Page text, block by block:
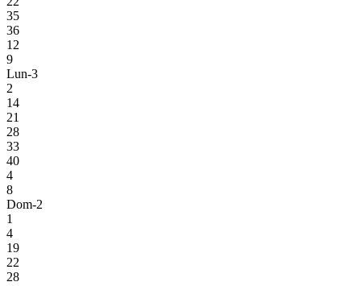
35
36
12
9
Lun-3
2
14
21
28
33
40
4
8
Dom-2
1
4
19
22
28